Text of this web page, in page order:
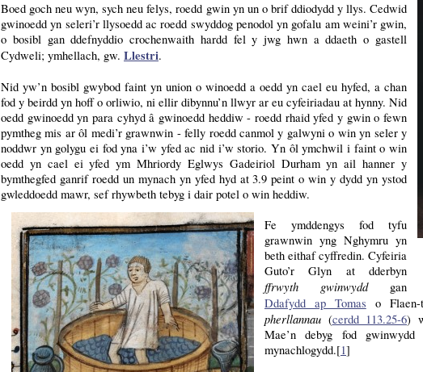
Boed goch neu wyn, sych neu felys, roedd gwin yn un o brif ddiodydd y llys. Cedwid
gwinoedd yn seleri’r llysoedd ac roedd swyddog penodol yn gofalu am weini’r gwin,
o bosibl gan ddefnyddio crochenwaith hardd fel y jwg hwn a ddaeth o gastell
Cydweli; ymhellach, gw. Llestri.
Nid yw’n bosibl gwybod faint yn union o winoedd a oedd yn cael eu hyfed, a chan
fod y beirdd yn hoff o orliwio, ni ellir dibynnu’n llwyr ar eu cyfeiriadau at hynny. Nid
oedd gwinoedd yn para cyhyd â gwinoedd heddiw - roedd rhaid yfed y gwin o fewn
pymtheg mis ar ôl medi’r grawnwin - felly roedd canmol y galwyni o win yn seler y
noddwr yn golygu ei fod yna i’w yfed ac nid i’w storio. Yn ôl ymchwil i faint o win
oedd yn cael ei yfed ym Mhriordy Eglwys Gadeiriol Durham yn ail hanner y
bymthegfed ganrif roedd un mynach yn yfed hyd at 3.9 peint o win y dydd yn ystod
gwleddoedd mawr, sef rhywbeth tebyg i dair potel o win heddiw.
Fe ymddengys fod tyfu
grawnwin yng Nghymru yn
beth eithaf cyffredin. Cyfeiria
Guto’r Glyn at dderbyn
ffrwyth gwinwyddgan
Ddafydd ap Tomas o
pherllannau (cerdd 113.25-6)
Mae’n debyg fod
mynachlogydd.[1]